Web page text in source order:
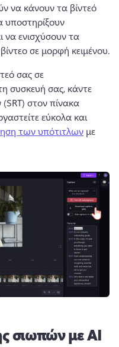
να κάνουν τα βίντεό
υποστηρίξουν
να ενισχύσουν τα
σας σε
συσκευή σας, κάντε
στον πίνακα
εύκολα και
των υπότιτλων με
σιωπών με AI